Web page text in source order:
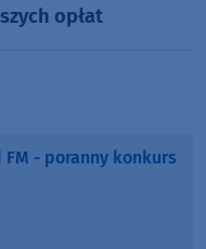
opłat
stronastrona
- poranny konkurs